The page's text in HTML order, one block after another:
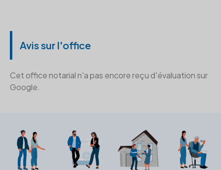
Avis sur l'office
Cet office notarial n'a pas encore reçu d'évaluation sur
Google.